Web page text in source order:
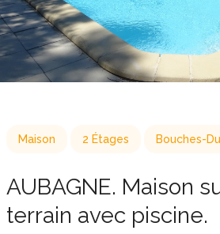
Maison 2 Étages Bouches-
AUBAGNE. Maison
terrain avec piscine.